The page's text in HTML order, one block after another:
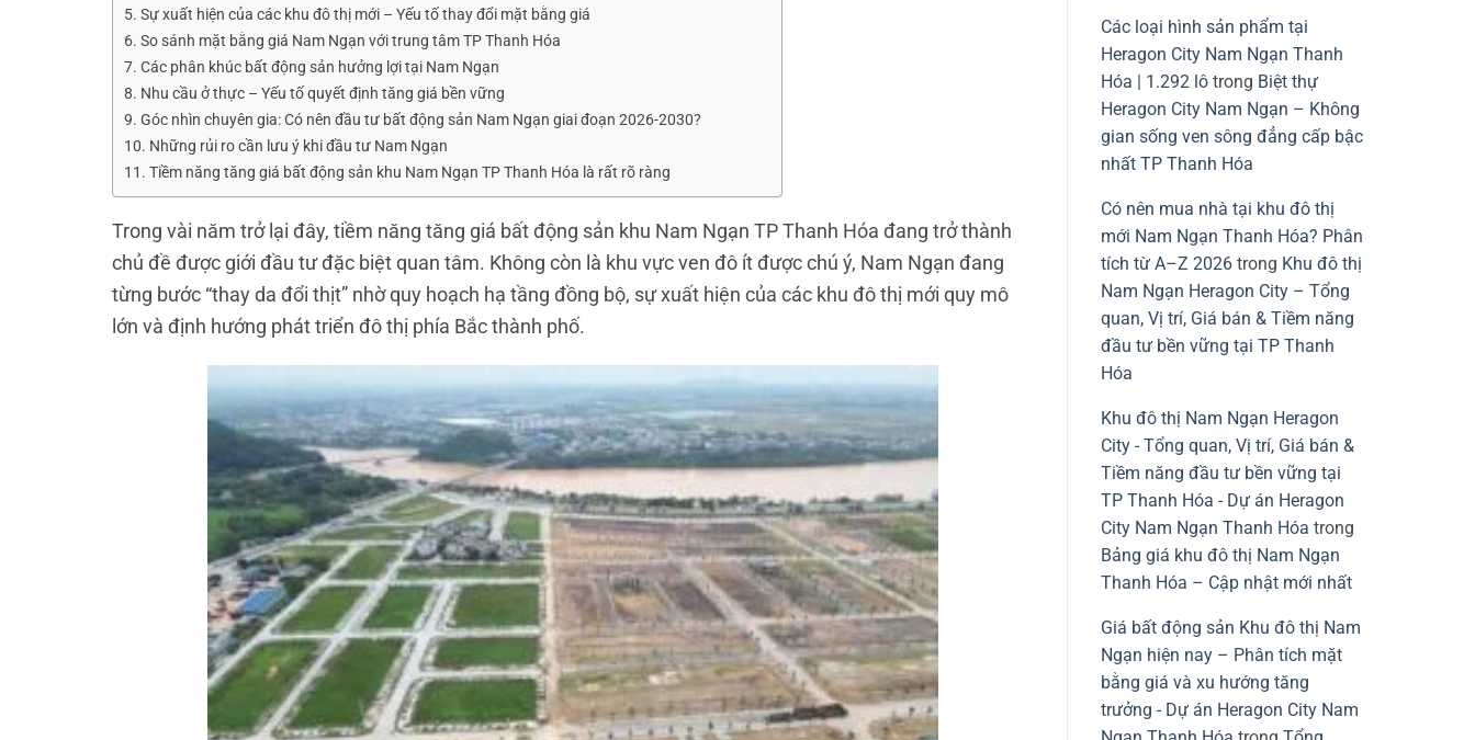
Sự xuất hiện của các khu đô thị mới – Yếu tố thay đổi mặt bằng giá
So sánh mặt bằng giá Nam Ngạn với trung tâm TP Thanh Hóa
Các phân khúc bất động sản hưởng lợi tại Nam Ngạn
Nhu cầu ở thực – Yếu tố quyết định tăng giá bền vững
Góc nhìn chuyên gia: Có nên đầu tư bất động sản Nam Ngạn giai đoạn 2026-2030?
Những rủi ro cần lưu ý khi đầu tư Nam Ngạn
Tiềm năng tăng giá bất động sản khu Nam Ngạn TP Thanh Hóa là rất rõ ràng
Trong vài năm trở lại đây, tiềm năng tăng giá bất động sản khu Nam Ngạn TP Thanh Hóa đang trở thành
chủ đề được giới đầu tư đặc biệt quan tâm. Không còn là khu vực ven đô ít được chú ý, Nam Ngạn đang
từng bước “thay da đổi thịt” nhờ quy hoạch hạ tầng đồng bộ, sự xuất hiện của các khu đô thị mới quy mô
lớn và định hướng phát triển đô thị phía Bắc thành phố.
Các loại hình sản phẩm tại
Heragon City Nam Ngạn Thanh
Hóa | 1.292 lô trong Biệt thự
Heragon City Nam Ngạn – Không
gian sống ven sông đẳng cấp bậc
nhất TP Thanh Hóa
Có nên mua nhà tại khu đô thị
mới Nam Ngạn Thanh Hóa? Phân
tích từ A–Z 2026 trong Khu đô thị
Nam Ngạn Heragon City – Tổng
quan, Vị trí, Giá bán & Tiềm năng
đầu tư bền vững tại TP Thanh
Hóa
Khu đô thị Nam Ngạn Heragon
City - Tổng quan, Vị trí, Giá bán &
Tiềm năng đầu tư bền vững tại
TP Thanh Hóa - Dự án Heragon
City Nam Ngạn Thanh Hóa trong
Bảng giá khu đô thị Nam Ngạn
Thanh Hóa – Cập nhật mới nhất
Giá bất động sản Khu đô thị Nam
Ngạn hiện nay – Phân tích mặt
bằng giá và xu hướng tăng
trưởng - Dự án Heragon City Nam